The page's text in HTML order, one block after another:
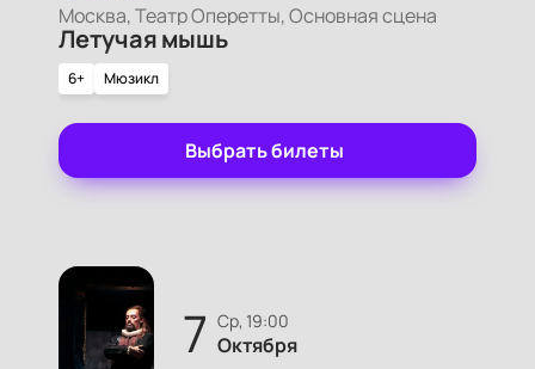
Москва, Театр Оперетты, Основная сцена
Летучая мышь
6+ Мюзикл
Выбрать билеты
7 ср, 19:00
Октября